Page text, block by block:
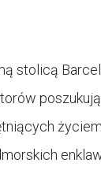
stolicą